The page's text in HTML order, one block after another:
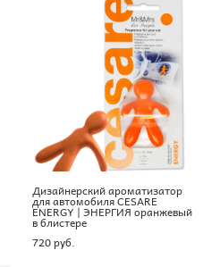
Дизайнерский ароматизатор
для автомобиля CESARE
ENERGY | ЭНЕРГИЯ оранжевый
в блистере
720 pуб.